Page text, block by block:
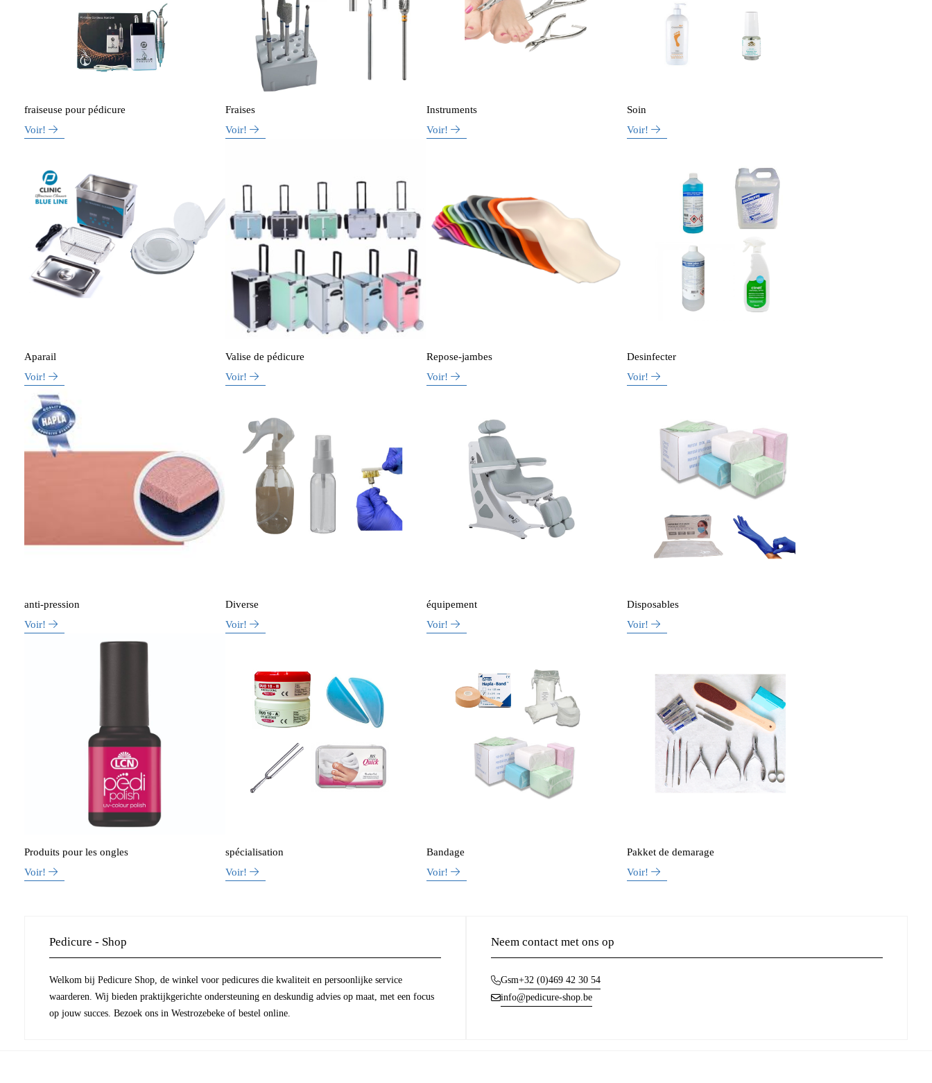
fraiseuse pour pédicure
Voir!
Fraises
Voir!
Instruments
Voir!
Soin
Voir!
Aparail
Voir!
Valise de pédicure
Voir!
Repose-jambes
Voir!
Desinfecter
Voir!
anti-pression
Voir!
Diverse
Voir!
équipement
Voir!
Disposables
Voir!
Produits pour les ongles
Voir!
spécialisation
Voir!
Bandage
Voir!
Pakket de demarage
Voir!
Pedicure - Shop
Welkom bij Pedicure Shop, de winkel voor pedicures die kwaliteit en persoonlijke service
waarderen. Wij bieden praktijkgerichte ondersteuning en deskundig advies op maat, met een focus
op jouw succes. Bezoek ons in Westrozebeke of bestel online.
Neem contact met ons op
Gsm+32 (0)469 42 30 54
info@pedicure-shop.be